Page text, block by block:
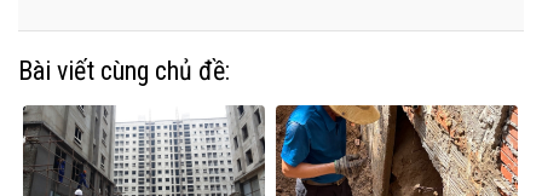
Bài viết cùng chủ đề: